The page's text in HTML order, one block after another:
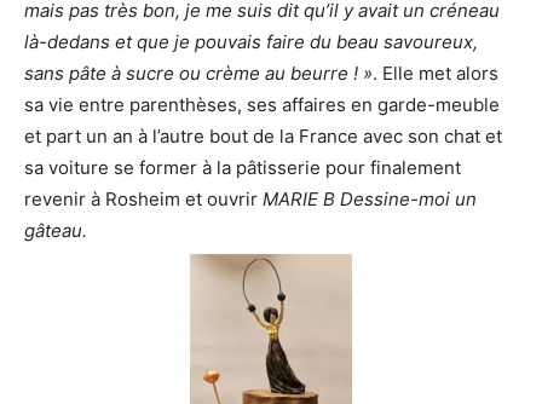
mais pas très bon, je me suis dit qu’il y avait un créneau
là-dedans et que je pouvais faire du beau savoureux,
sans pâte à sucre ou crème au beurre ! ». Elle met alors
sa vie entre parenthèses, ses affaires en garde-meuble
et part un an à l’autre bout de la France avec son chat et
sa voiture se former à la pâtisserie pour finalement
revenir à Rosheim et ouvrir MARIE B Dessine-moi un
gâteau.